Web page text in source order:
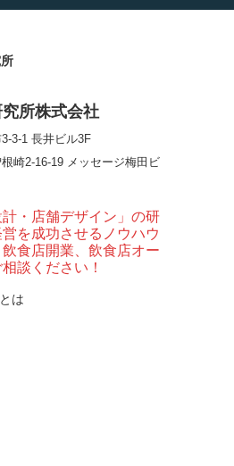
の鳥焼き】囲炉裏
イブ感を両立した
ダン串揚げ店。
Norme（クゥ
ム）】女子会にお
な&…
舗デザイン
所株式会社
3-1 長井ビル3F
根崎2-16-19 メッセージ梅田ビ
計・店舗デザイン」の研
を成功させるノウハウ
食店開業、飲食店オー
談ください！
は